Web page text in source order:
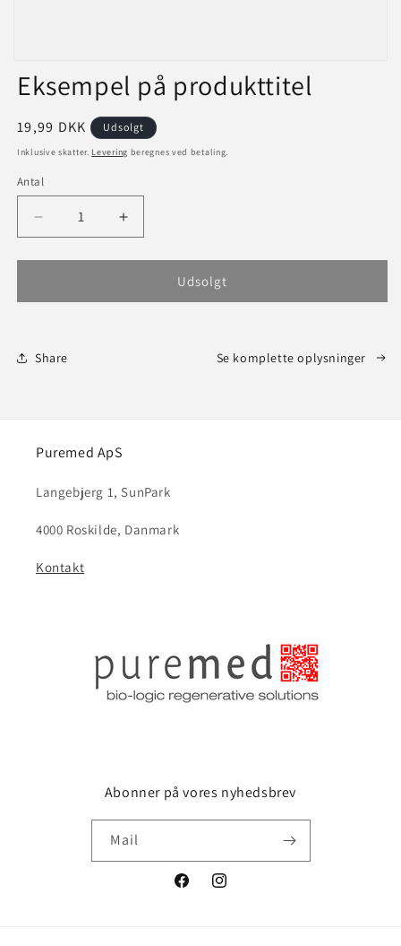
Eksempel på produkttitel
Normalpris
19,99 DKK Udsolgt
Inklusive skatter. Levering beregnes ved betaling.
Antal
Reducer
antallet
for
Øg
antallet
for
Udsolgt
Share Se komplette oplysninger
Puremed ApS
Langebjerg 1, SunPark
4000 Roskilde, Danmark
Kontakt
Abonner på vores nyhedsbrev
Mail
FacebookInstagram